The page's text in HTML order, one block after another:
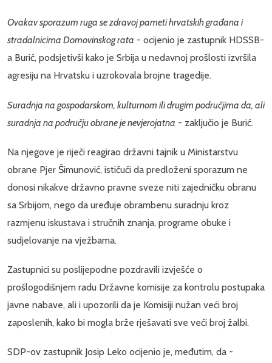
Ovakav sporazum ruga se zdravoj pameti hrvatskih građana i
stradalnicima Domovinskog rata - ocijenio je zastupnik HDSSB-
a Burić, podsjetivši kako je Srbija u nedavnoj prošlosti izvršila
agresiju na Hrvatsku i uzrokovala brojne tragedije.
Suradnja na gospodarskom, kulturnom ili drugim područjima da, ali
suradnja na području obrane je nevjerojatna - zaključio je Burić.
Na njegove je riječi reagirao državni tajnik u Ministarstvu
obrane Pjer Šimunović, ističući da predloženi sporazum ne
donosi nikakve državno pravne sveze niti zajedničku obranu
sa Srbijom, nego da uređuje obrambenu suradnju kroz
razmjenu iskustava i stručnih znanja, programe obuke i
sudjelovanje na vježbama.
Zastupnici su poslijepodne pozdravili izvješće o
prošlogodišnjem radu Državne komisije za kontrolu postupaka
javne nabave, ali i upozorili da je Komisiji nužan veći broj
zaposlenih, kako bi mogla brže rješavati sve veći broj žalbi.
SDP-ov zastupnik Josip Leko ocijenio je, međutim, da -